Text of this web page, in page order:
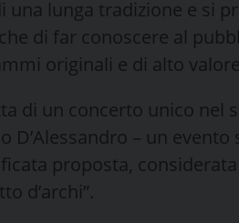
una lunga tradizione e si
di far conoscere al
originali e di alto
di un concerto unico
D’Alessandro – un
proposta,
d’archi”.